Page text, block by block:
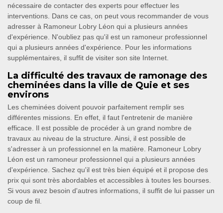
nécessaire de contacter des experts pour effectuer les
interventions. Dans ce cas, on peut vous recommander de vous
adresser à Ramoneur Lobry Léon qui a plusieurs années
d'expérience. N'oubliez pas qu'il est un ramoneur professionnel
qui a plusieurs années d'expérience. Pour les informations
supplémentaires, il suffit de visiter son site Internet.
La difficulté des travaux de ramonage des
cheminées dans la ville de Quie et ses
environs
Les cheminées doivent pouvoir parfaitement remplir ses
différentes missions. En effet, il faut l'entretenir de manière
efficace. Il est possible de procéder à un grand nombre de
travaux au niveau de la structure. Ainsi, il est possible de
s'adresser à un professionnel en la matière. Ramoneur Lobry
Léon est un ramoneur professionnel qui a plusieurs années
d'expérience. Sachez qu'il est très bien équipé et il propose des
prix qui sont très abordables et accessibles à toutes les bourses.
Si vous avez besoin d'autres informations, il suffit de lui passer un
coup de fil.